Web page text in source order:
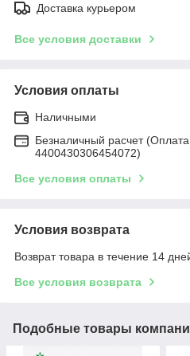
Доставка курьером
Все условия доставки
Условия оплаты
Наличными
Безналичный расчет (Оплата
4400430306454072)
Все условия оплаты
Условия возврата
Возврат товара в течение 14
Все условия возврата
Подобные товары